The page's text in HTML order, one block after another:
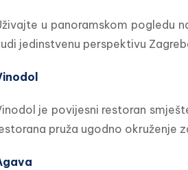
u panoramskom pogledu
jedinstvenu perspektivu
je povijesni restoran
pruža ugodno okruženje